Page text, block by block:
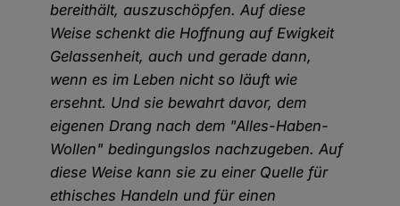
bereithält, auszuschöpfen. Auf diese
Weise schenkt die Hoffnung auf Ewigkeit
Gelassenheit, auch und gerade dann,
wenn es im Leben nicht so läuft wie
ersehnt. Und sie bewahrt davor, dem
eigenen Drang nach dem "Alles-Haben-
Wollen" bedingungslos nachzugeben. Auf
diese Weise kann sie zu einer Quelle für
ethisches Handeln und für einen